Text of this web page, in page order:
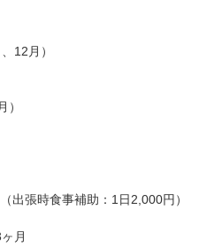
12月）
）
出張時食事補助：1日2,000円）
月